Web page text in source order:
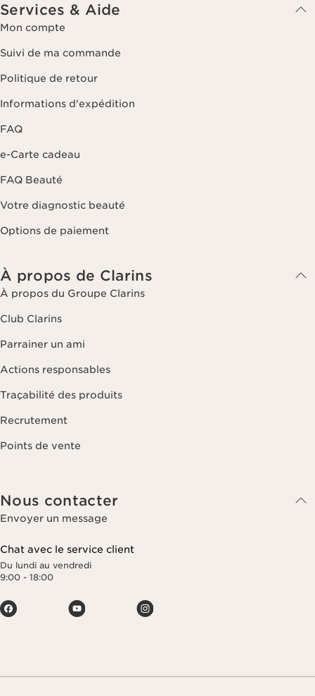
Services & Aide
Mon compte
Suivi de ma commande
Politique de retour
Informations d'expédition
FAQ
e-Carte cadeau
FAQ Beauté
Votre diagnostic beauté
Options de paiement
À propos de Clarins
À propos du Groupe Clarins
Club Clarins
Parrainer un ami
Actions responsables
Traçabilité des produits
Recrutement
Points de vente
Nous contacter
Envoyer un message
Chat avec le service client
Du lundi au vendredi
9:00 - 18:00